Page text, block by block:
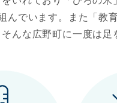
んでいます。また「教
んな広野町に一度は足